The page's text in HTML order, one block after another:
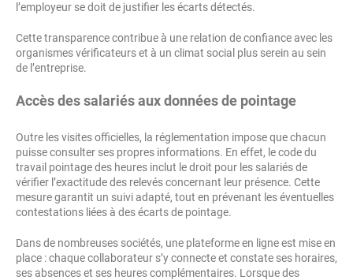
l’employeur se doit de justifier les écarts détectés.
Cette transparence contribue à une relation de confiance avec les
organismes vérificateurs et à un climat social plus serein au sein
de l’entreprise.
Accès des salariés aux données de pointage
Outre les visites officielles, la réglementation impose que chacun
puisse consulter ses propres informations. En effet, le code du
travail pointage des heures inclut le droit pour les salariés de
vérifier l’exactitude des relevés concernant leur présence. Cette
mesure garantit un suivi adapté, tout en prévenant les éventuelles
contestations liées à des écarts de pointage.
Dans de nombreuses sociétés, une plateforme en ligne est mise en
place : chaque collaborateur s’y connecte et constate ses horaires,
ses absences et ses heures complémentaires. Lorsque des